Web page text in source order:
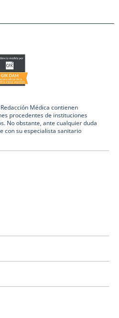
Médica contienen
procedentes de instituciones
No obstante, ante cualquier duda
con su especialista sanitario